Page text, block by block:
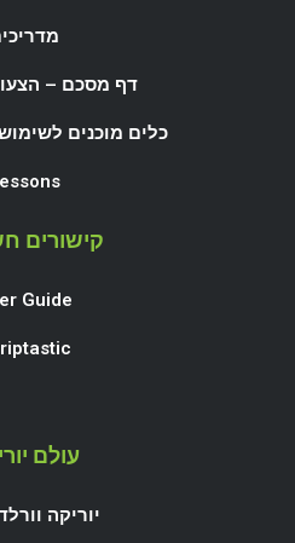
דף מסכם –
כלים מוכנים
קישורים
Guide
עולם
יוריקה